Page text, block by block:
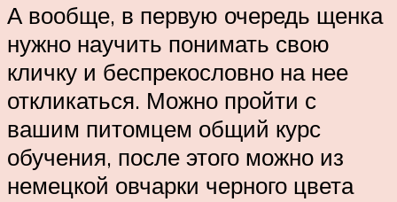
А вообще, в первую очередь щенка
нужно научить понимать свою
кличку и беспрекословно на нее
откликаться. Можно пройти с
вашим питомцем общий курс
обучения, после этого можно из
немецкой овчарки черного цвета